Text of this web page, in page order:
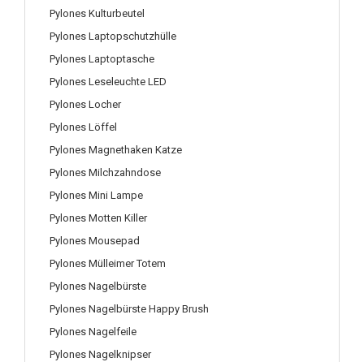
Pylones Kulturbeutel
Pylones Laptopschutzhülle
Pylones Laptoptasche
Pylones Leseleuchte LED
Pylones Locher
Pylones Löffel
Pylones Magnethaken Katze
Pylones Milchzahndose
Pylones Mini Lampe
Pylones Motten Killer
Pylones Mousepad
Pylones Mülleimer Totem
Pylones Nagelbürste
Pylones Nagelbürste Happy Brush
Pylones Nagelfeile
Pylones Nagelknipser